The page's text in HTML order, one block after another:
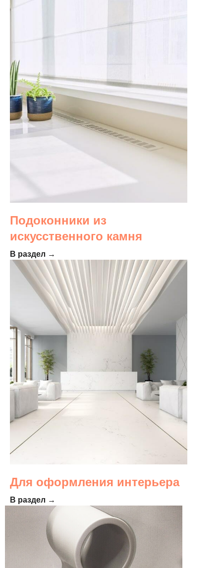
Подоконники из
искусственного камня
В раздел →
Для оформления интерьера
В раздел →